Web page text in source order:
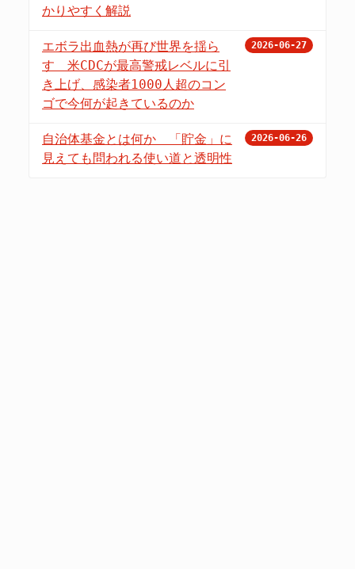
かりやすく解説
エボラ出血熱が再び世界を揺ら
す 米CDCが最高警戒レベルに引
き上げ、感染者1000人超のコン
ゴで今何が起きているのか
2026-06-27
自治体基金とは何か 「貯金」に
見えても問われる使い道と透明性
2026-06-26